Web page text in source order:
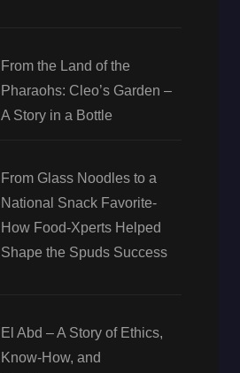
From the Land of the
Pharaohs: Cleo’s Garden –
A Story in a Bottle
From Glass Noodles to a
National Snack Favorite-
How Food-Xperts Helped
Shape the Spuds Success
El Abd – A Story of Ethics,
Know-How, and